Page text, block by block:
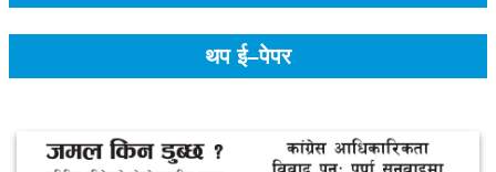
थप ई–पेपर